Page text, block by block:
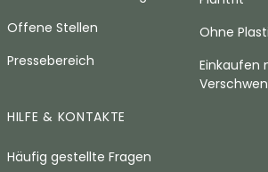
Offene Stellen
Pressebereich
Ohne
Einkaufen
HILFE & KONTAKTE
Häufig gestellte Fragen